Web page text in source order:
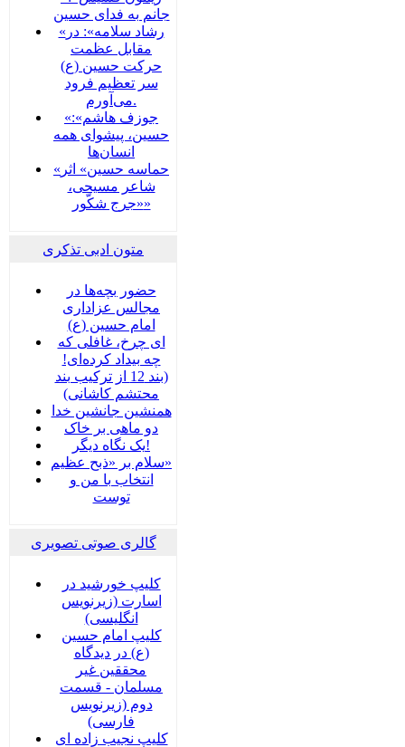
جانم به فدای حسین
«رشاد سلامه»: در
مقابل عظمت
حرکت حسین (ع)
سر تعظیم فرود
می‌آورم.
«جوزف هاشم»:
حسین، پیشوای همه
انسان‌ها
«حماسه حسین» اثر
شاعر مسیحی،
«جرج شکّور»
متون ادبی تذکری
حضور بچه‌‌‌ها در
مجالس عزاداری
امام حسین (ع)
ای چرخ، غافلی که
چه بیداد کرده‌ای!
(بند 12 از ترکیب بند
محتشم کاشانی)
همنشین جانشین خدا
دو ماهی بر خاک
یک نگاه دیگر!
سلام بر «ذبح عظیم»
انتخاب با من و
توست
گالری صوتی تصویری
کلیپ خورشید در
اسارت (زیرنویس
انگلیسی)
کلیپ امام حسین
(ع) در دیدگاه
محققین غیر
مسلمان - قسمت
دوم (زیرنویس
فارسی)
کلیپ نجیب زاده ای